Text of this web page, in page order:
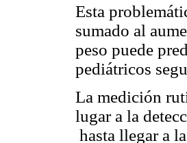
Esta
sumado al
peso puede
pediátricos
La medición
lugar a la
hasta llegar a